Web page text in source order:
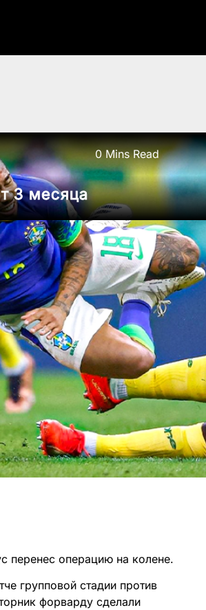
0 Mins Read
3 месяца
перенес операцию на колене.
групповой стадии против
форварду сделали